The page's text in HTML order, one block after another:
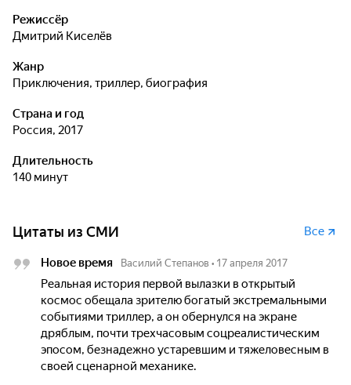
Режиссёр
Дмитрий Киселёв
Жанр
приключения, триллер, биография
Страна и год
Россия, 2017
Длительность
140 минут
Цитаты из СМИ Все
Новое время Василий Степанов • 17 апреля 2017
Реальная история первой вылазки в открытый
космос обещала зрителю богатый экстремальными
событиями триллер, а он обернулся на экране
дряблым, почти трехчасовым соцреалистическим
эпосом, безнадежно устаревшим и тяжеловесным в
своей сценарной механике.